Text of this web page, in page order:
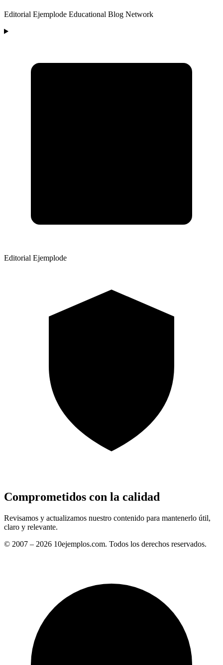
Editorial Ejemplode Educational Blog Network
Editorial Ejemplode
Comprometidos con la calidad
Revisamos y actualizamos nuestro contenido para mantenerlo útil,
claro y relevante.
© 2007 – 2026 10ejemplos.com. Todos los derechos reservados.